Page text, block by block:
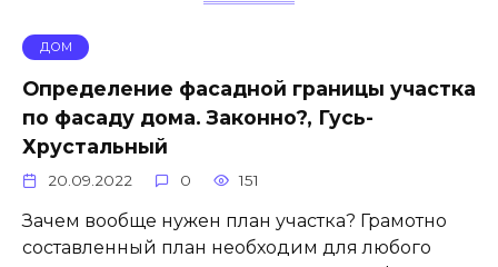
ДОМ
Определение фасадной границы участка
по фасаду дома. Законно?, Гусь-
Хрустальный
20.09.2022 0 151
Зачем вообще нужен план участка? Грамотно
составленный план необходим для любого